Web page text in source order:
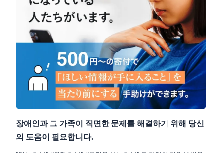
장애인과 그 가족이 직면한 문제를 해결하기 위해 당신
의 도움이 필요합니다.